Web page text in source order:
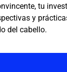
tu
y
del cabello.